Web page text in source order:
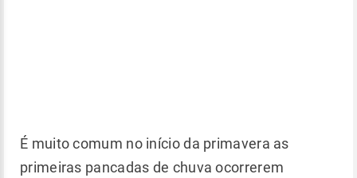
É muito comum no início da primavera as
primeiras pancadas de chuva ocorrerem